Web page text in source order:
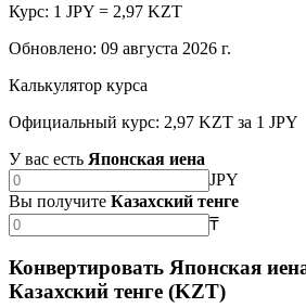
Курс: 1 JPY = 2,97 KZT
Обновлено: 09 августа 2026 г.
Калькулятор курса
Официальный курс: 2,97 KZT за 1 JPY
У вас есть Японская иена
JPY
Вы получите Казахский тенге
₸
Конвертировать Японская
Казахский тенге (KZT)